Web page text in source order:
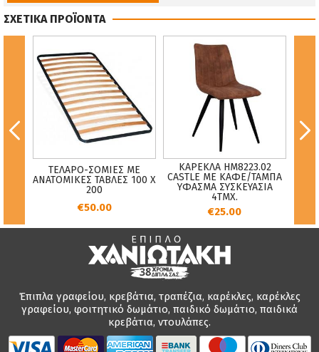
ΣΧΕΤΙΚΑ ΠΡΟΪΟΝΤΑ
ΤΕΛΑΡΟ-ΣΟΜΙΕΣ ΜΕ
ΑΝΑΤΟΜIΚΕΣ ΤΑΒΛΕΣ 100 X
200
€50.00
ΚΑΡΕΚΛΑ HM8223.02
CASTLE ΜΕ ΚΑΦΕ/ΤΑΜΠΑ
ΥΦΑΣΜΑ ΣΥΣΚΕΥΑΣΙΑ
4ΤΜΧ.
€25.00
Έπιπλα γραφείου, κρεβάτια, τραπέζια, καρέκλες, καρέκλες
γραφείου, φοιτητικό δωμάτιο, παιδικό δωμάτιο, παιδικά
κρεβάτια, ντουλάπες.